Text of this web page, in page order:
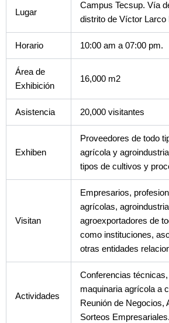
Lugar
Campus Tecsup. Vía
distrito de Víctor Larco
Horario 10:00 am a 07:00 pm.
Área de
Exhibición
16,000 m2
Asistencia 20,000 visitantes
Exhiben
Proveedores de todo
agrícola y
tipos de cultivos y
Visitan
Empresarios,
agrícolas,
agroexportadores de
como instituciones,
otras entidades
Actividades
Conferencias
maquinaria agrícola a
Reunión de Negocios,
Sorteos Empresariales.